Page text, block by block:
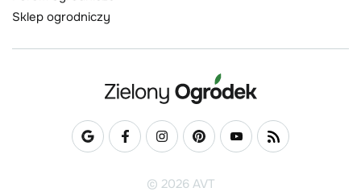
Sklep ogrodniczy
© 2026 AVT